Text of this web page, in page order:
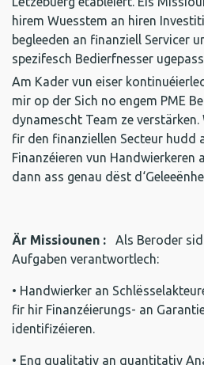
hirem Wuesstem an hiren
begleeden an finanziell Servicer
spezifesch Bedierfnesser
Am Kader vun eiser
mir op der Sich no engem PME
dynamescht Team ze verstärken.
fir den finanziellen Secteur hudd
Finanzéieren vun Handwierkeren
dann ass genau dëst
Är Missiounen : Als Beroder
Aufgaben verantwortlech:
• Handwierker an
fir hir Finanzéierungs- an
identifizéieren.
• Eng qualitativ an quantitativ